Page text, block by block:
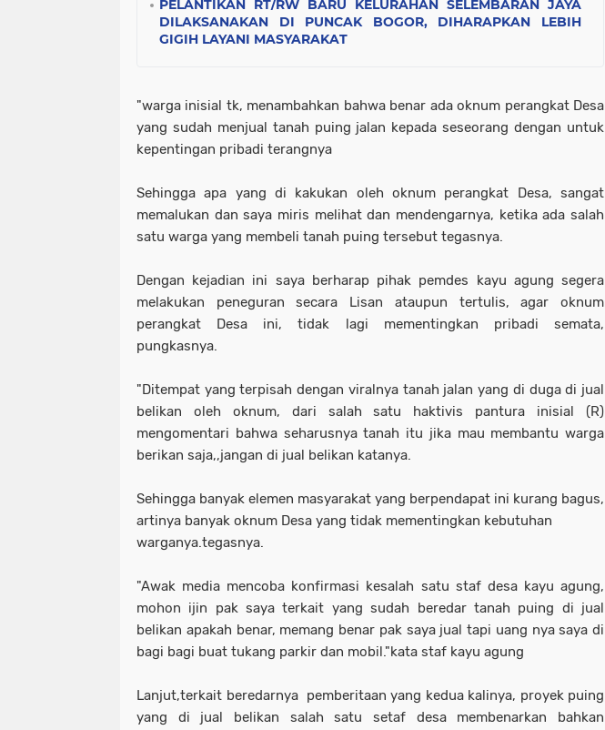
PELANTIKAN RT/RW BARU KELURAHAN SELEMBARAN JAYA
DILAKSANAKAN DI PUNCAK BOGOR, DIHARAPKAN LEBIH
GIGIH LAYANI MASYARAKAT
"warga inisial tk, menambahkan bahwa benar ada oknum perangkat Desa
yang sudah menjual tanah puing jalan kepada seseorang dengan untuk
kepentingan pribadi terangnya
Sehingga apa yang di kakukan oleh oknum perangkat Desa, sangat
memalukan dan saya miris melihat dan mendengarnya, ketika ada salah
satu warga yang membeli tanah puing tersebut tegasnya.
Dengan kejadian ini saya berharap pihak pemdes kayu agung segera
melakukan peneguran secara Lisan ataupun tertulis, agar oknum
perangkat Desa ini, tidak lagi mementingkan pribadi semata,
pungkasnya.
"Ditempat yang terpisah dengan viralnya tanah jalan yang di duga di jual
belikan oleh oknum, dari salah satu haktivis pantura inisial (R)
mengomentari bahwa seharusnya tanah itu jika mau membantu warga
berikan saja,,jangan di jual belikan katanya.
Sehingga banyak elemen masyarakat yang berpendapat ini kurang bagus,
artinya banyak oknum Desa yang tidak mementingkan kebutuhan
warganya.tegasnya.
"Awak media mencoba konfirmasi kesalah satu staf desa kayu agung,
mohon ijin pak saya terkait yang sudah beredar tanah puing di jual
belikan apakah benar, memang benar pak saya jual tapi uang nya saya di
bagi bagi buat tukang parkir dan mobil."kata staf kayu agung
Lanjut,terkait beredarnya pemberitaan yang kedua kalinya, proyek puing
yang di jual belikan salah satu setaf desa membenarkan bahkan